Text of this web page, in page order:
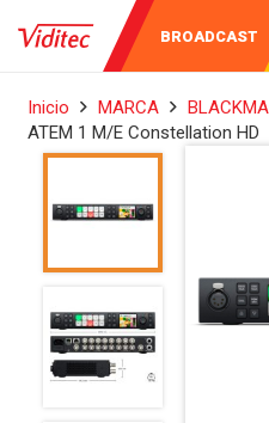
AUDIO Y
VIDEO
BROADCAST
DE
Inicio MARCA
ATEM 1 M/E Constellation HD